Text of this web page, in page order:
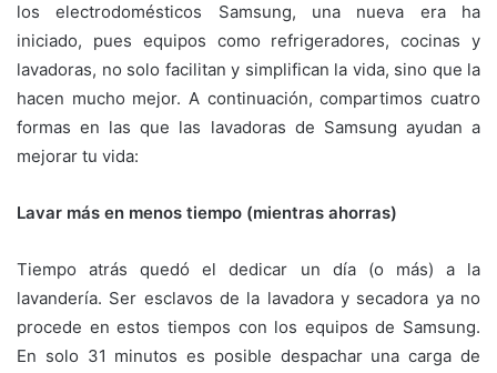
los electrodomésticos Samsung, una nueva era ha
iniciado, pues equipos como refrigeradores, cocinas y
lavadoras, no solo facilitan y simplifican la vida, sino que la
hacen mucho mejor. A continuación, compartimos cuatro
formas en las que las lavadoras de Samsung ayudan a
mejorar tu vida:
Lavar más en menos tiempo (mientras ahorras)
Tiempo atrás quedó el dedicar un día (o más) a la
lavandería. Ser esclavos de la lavadora y secadora ya no
procede en estos tiempos con los equipos de Samsung.
En solo 31 minutos es posible despachar una carga de